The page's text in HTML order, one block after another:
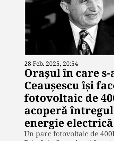
28 Feb. 2025, 20:54
Oraşul în care s-
Ceauşescu îşi
fotovoltaic de
acoperă
energie
Un parc fotovoltaic de